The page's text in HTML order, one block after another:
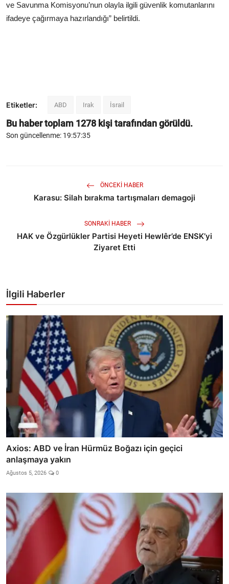
ve Savunma Komisyonu’nun olayla ilgili güvenlik komutanlarını
ifadeye çağırmaya hazırlandığı” belirtildi.
Etiketler: ABD Irak İsrail
Bu haber toplam 1278 kişi tarafından görüldü.
Son güncellenme: 19:57:35
ÖNCEKI HABER
Karasu: Silah bırakma tartışmaları demagoji
SONRAKI HABER
HAK ve Özgürlükler Partisi Heyeti Hewlêr’de ENSK’yi
Ziyaret Etti
İlgili Haberler
Axios: ABD ve İran Hürmüz Boğazı için geçici
anlaşmaya yakın
Ağustos 5, 2026 0